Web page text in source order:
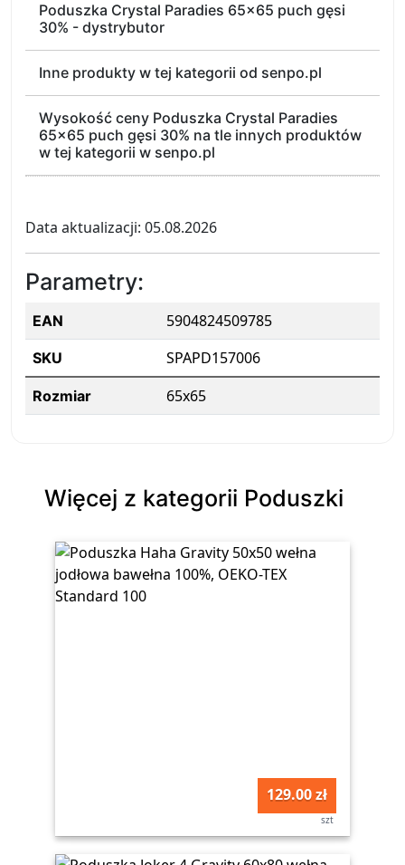
Poduszka Crystal Paradies 65x65 puch gęsi
30% - dystrybutor
Inne produkty w tej kategorii od senpo.pl
Wysokość ceny Poduszka Crystal Paradies
65x65 puch gęsi 30% na tle innych produktów
w tej kategorii w senpo.pl
Data aktualizacji: 05.08.2026
Parametry:
EAN 5904824509785
SKU SPAPD157006
Rozmiar 65x65
Więcej z kategorii Poduszki
129.00 zł
szt